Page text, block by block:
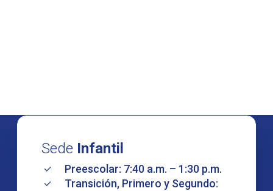
Sede Infantil
Preescolar: 7:40 a.m. – 1:30 p.m.
Transición, Primero y Segundo: